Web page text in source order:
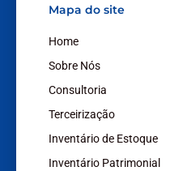
Mapa do site
Home
Sobre Nós
Consultoria
Terceirização
Inventário de Estoque
Inventário Patrimonial